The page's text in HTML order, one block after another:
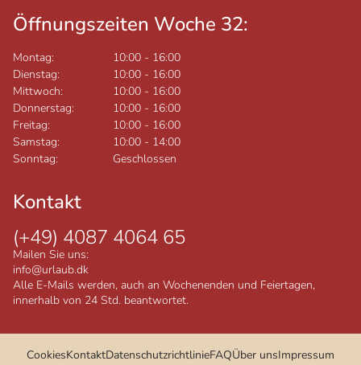
Öffnungszeiten Woche 32:
Montag: 10:00 - 16:00
Dienstag:
10:00 - 16:00
Mittwoch:
10:00 - 16:00
Donnerstag:
10:00 - 16:00
Freitag:
10:00 - 16:00
Samstag:
10:00 - 14:00
Sonntag:
Geschlossen
Kontakt
(+49) 4087 4064 65
Mailen Sie uns:
info@urlaub.dk
Alle E-Mails werden, auch an Wochenenden und Feiertagen,
innerhalb von 24 Std. beantwortet.
CookiesKontaktDatenschutzrichtlinieFAQÜber unsImpressum